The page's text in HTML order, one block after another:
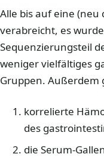
Alle bis auf eine
verabreicht, es
Sequenzierungsteil
weniger vielfältiges
Gruppen. Außerdem
korrelierte
des
die Serum-